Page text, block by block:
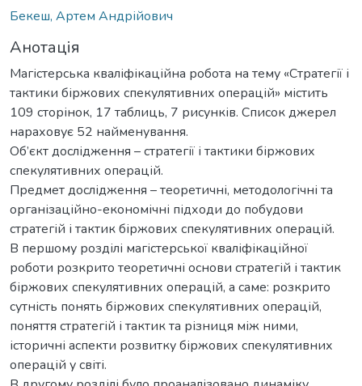
Бекеш, Артем Андрійович
Анотація
Магістерська кваліфікаційна робота на тему «Стратегії і
тактики біржових спекулятивних операцій» містить
109 сторінок, 17 таблиць, 7 рисунків. Список джерел
нараховує 52 найменування.
Об’єкт дослідження – стратегії і тактики біржових
спекулятивних операцій.
Предмет дослідження – теоретичні, методологічні та
організаційно-економічні підходи до побудови
стратегій і тактик біржових спекулятивних операцій.
В першому розділі магістерської кваліфікаційної
роботи розкрито теоретичні основи стратегій і тактик
біржових спекулятивних операцій, а саме: розкрито
сутність понять біржових спекулятивних операцій,
поняття стратегій і тактик та різниця між ними,
історичні аспекти розвитку біржових спекулятивних
операцій у світі.